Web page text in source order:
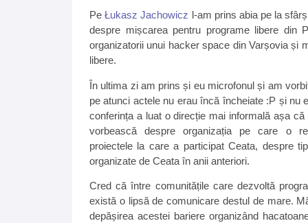
PeŁukasz Jachowicz l-am prins abia pe la
despre mișcarea pentru programe libere din
organizatorii unui hacker space din Varșovia și
libere.
În ultima zi am prins și eu microfonul și am
pe atunci actele nu erau încă încheiate :P și nu
conferința a luat o direcție mai informală așa
vorbească despre organizația pe care o
proiectele la care a participat Ceata, despre
organizate de Ceata în anii anteriori.
Cred că între comunitățile care dezvoltă
există o lipsă de comunicare destul de mare.
depășirea acestei bariere organizând